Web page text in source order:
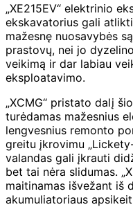
„XE215EV“ elektrinio
ekskavatorius gali
mažesnę nuosavybės
prastovų, nei jo
veikimą ir dar labiau
eksploatavimo.
„XCMG“ pristato dalį
turėdamas mažesnius
lengvesnius remonto
greitu įkrovimu
valandas gali įkrauti
bet tai nėra slidumas.
maitinamas išvežant iš
akumuliatoriaus